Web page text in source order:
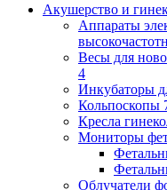
Акушерство и
Аппараты
Весы для
4
Инкубаторы
Кольпоскопы
Кресла
Мониторы
Облучатели